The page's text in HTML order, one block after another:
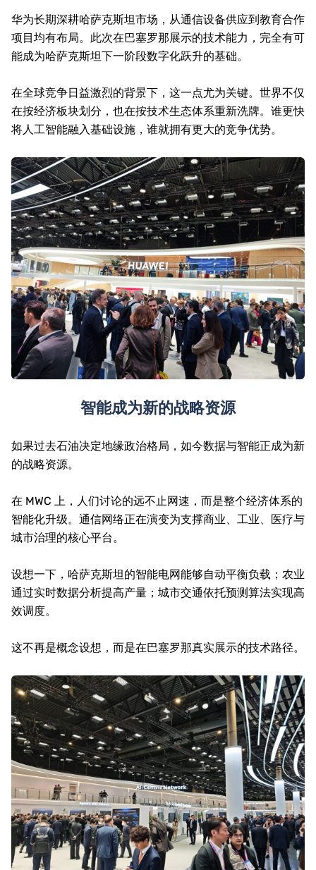
华为长期深耕哈萨克斯坦市场，从通信设备供应到教育合作
项目均有布局。此次在巴塞罗那展示的技术能力，完全有可
能成为哈萨克斯坦下一阶段数字化跃升的基础。
在全球竞争日益激烈的背景下，这一点尤为关键。世界不仅
在按经济板块划分，也在按技术生态体系重新洗牌。谁更快
将人工智能融入基础设施，谁就拥有更大的竞争优势。
智能成为新的战略资源
如果过去石油决定地缘政治格局，如今数据与智能正成为新
的战略资源。
在 MWC 上，人们讨论的远不止网速，而是整个经济体系的
智能化升级。通信网络正在演变为支撑商业、工业、医疗与
城市治理的核心平台。
设想一下，哈萨克斯坦的智能电网能够自动平衡负载；农业
通过实时数据分析提高产量；城市交通依托预测算法实现高
效调度。
这不再是概念设想，而是在巴塞罗那真实展示的技术路径。